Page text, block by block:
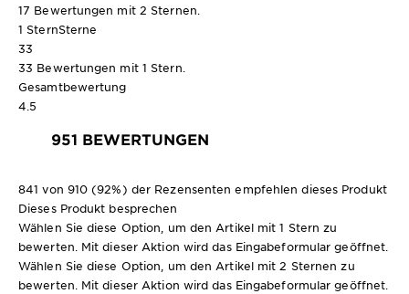
17 Bewertungen mit 2 Sternen.
1 SternSterne
33
33 Bewertungen mit 1 Stern.
Gesamtbewertung
4.5
951 BEWERTUNGEN
841 von 910 (92%) der Rezensenten empfehlen dieses Produkt
Dieses Produkt besprechen
Wählen Sie diese Option, um den Artikel mit 1 Stern zu
bewerten. Mit dieser Aktion wird das Eingabeformular geöffnet.
Wählen Sie diese Option, um den Artikel mit 2 Sternen zu
bewerten. Mit dieser Aktion wird das Eingabeformular geöffnet.